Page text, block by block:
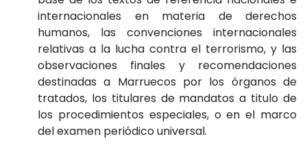
internacionales en materia de derechos
humanos, las convenciones internacionales
relativas a la lucha contra el terrorismo, y las
observaciones finales y recomendaciones
destinadas a Marruecos por los órganos de
tratados, los titulares de mandatos a titulo de
los procedimientos especiales, o en el marco
del examen periódico universal.